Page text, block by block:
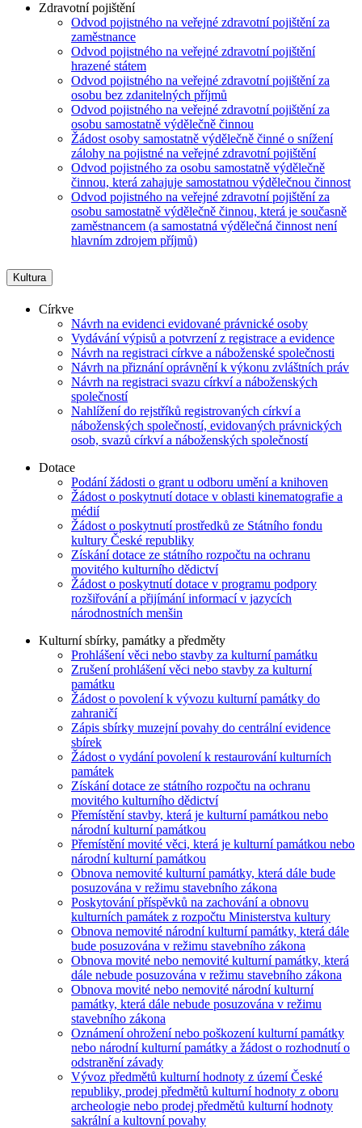
Zdravotní pojištění
Odvod pojistného na veřejné zdravotní pojištění za
zaměstnance
Odvod pojistného na veřejné zdravotní pojištění
hrazené státem
Odvod pojistného na veřejné zdravotní pojištění za
osobu bez zdanitelných příjmů
Odvod pojistného na veřejné zdravotní pojištění za
osobu samostatně výdělečně činnou
Žádost osoby samostatně výdělečně činné o snížení
zálohy na pojistné na veřejné zdravotní pojištění
Odvod pojistného za osobu samostatně výdělečně
činnou, která zahajuje samostatnou výdělečnou činnost
Odvod pojistného na veřejné zdravotní pojištění za
osobu samostatně výdělečně činnou, která je současně
zaměstnancem (a samostatná výdělečná činnost není
hlavním zdrojem příjmů)
Kultura
Církve
Návrh na evidenci evidované právnické osoby
Vydávání výpisů a potvrzení z registrace a evidence
Návrh na registraci církve a náboženské společnosti
Návrh na přiznání oprávnění k výkonu zvláštních práv
Návrh na registraci svazu církví a náboženských
společností
Nahlížení do rejstříků registrovaných církví a
náboženských společností, evidovaných právnických
osob, svazů církví a náboženských společností
Dotace
Podání žádosti o grant u odboru umění a knihoven
Žádost o poskytnutí dotace v oblasti kinematografie a
médií
Žádost o poskytnutí prostředků ze Státního fondu
kultury České republiky
Získání dotace ze státního rozpočtu na ochranu
movitého kulturního dědictví
Žádost o poskytnutí dotace v programu podpory
rozšiřování a přijímání informací v jazycích
národnostních menšin
Kulturní sbírky, památky a předměty
Prohlášení věci nebo stavby za kulturní památku
Zrušení prohlášení věci nebo stavby za kulturní
památku
Žádost o povolení k vývozu kulturní památky do
zahraničí
Zápis sbírky muzejní povahy do centrální evidence
sbírek
Žádost o vydání povolení k restaurování kulturních
památek
Získání dotace ze státního rozpočtu na ochranu
movitého kulturního dědictví
Přemístění stavby, která je kulturní památkou nebo
národní kulturní památkou
Přemístění movité věci, která je kulturní památkou nebo
národní kulturní památkou
Obnova nemovité kulturní památky, která dále bude
posuzována v režimu stavebního zákona
Poskytování příspěvků na zachování a obnovu
kulturních památek z rozpočtu Ministerstva kultury
Obnova nemovité národní kulturní památky, která dále
bude posuzována v režimu stavebního zákona
Obnova movité nebo nemovité kulturní památky, která
dále nebude posuzována v režimu stavebního zákona
Obnova movité nebo nemovité národní kulturní
památky, která dále nebude posuzována v režimu
stavebního zákona
Oznámení ohrožení nebo poškození kulturní památky
nebo národní kulturní památky a žádost o rozhodnutí o
odstranění závady
Vývoz předmětů kulturní hodnoty z území České
republiky, prodej předmětů kulturní hodnoty z oboru
archeologie nebo prodej předmětů kulturní hodnoty
sakrální a kultovní povahy